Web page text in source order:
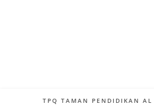
TPQ TAMAN PENDIDIKAN AL